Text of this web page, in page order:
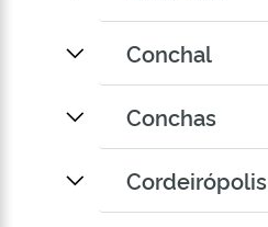
Conchal
Conchas
Cordeirópolis